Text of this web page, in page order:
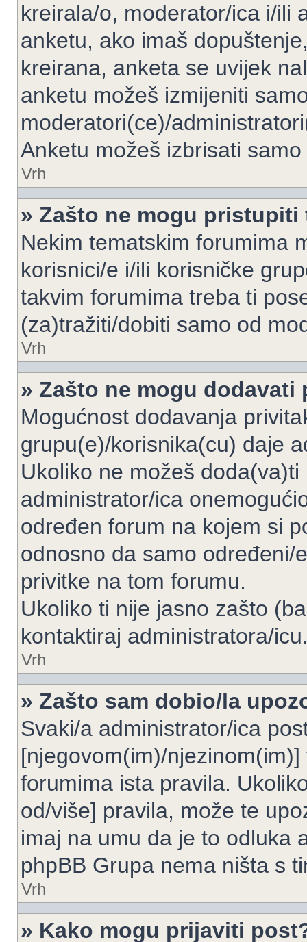
kreirala/o, moderator/ica i/ili
anketu, ako imaš
kreirana, anketa se uvijek
anketu možeš izmijeniti
moderatori(ce)/
Anketu možeš izbrisati
Vrh
» Zašto ne mogu
Nekim tematskim forumima
korisnici/e i/ili korisničke
takvim forumima treba ti
(za)tražiti/dobiti samo od
Vrh
» Zašto ne mogu dodavati
Mogućnost dodavanja
grupu(e)/korisnika(cu) daje
Ukoliko ne možeš
administrator/ica
određen forum na kojem si
odnosno da samo određeni/
privitke na tom forumu.
Ukoliko ti nije jasno zašto
kontaktiraj administratora/
Vrh
» Zašto sam dobio/la
Svaki/a administrator/ica
[njegovom(im)/
forumima ista pravila.
od/više] pravila, može te
imaj na umu da je to odluka
phpBB Grupa nema ništa s
Vrh
» Kako mogu prijaviti